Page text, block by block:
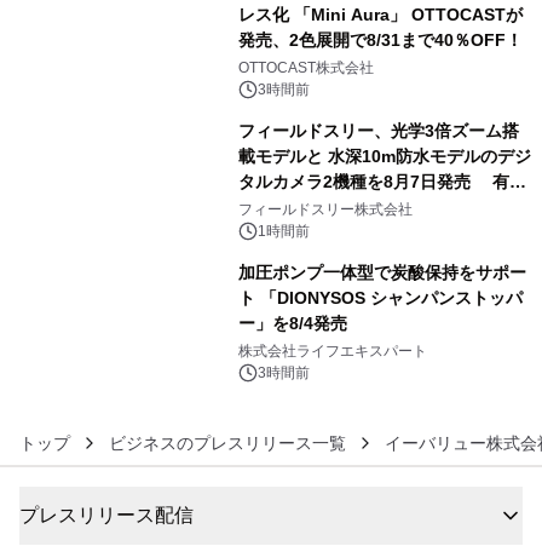
レス化 「Mini Aura」 OTTOCASTが
発売、2色展開で8/31まで40％OFF！
OTTOCAST株式会社
3時間前
フィールドスリー、光学3倍ズーム搭
載モデルと 水深10m防水モデルのデジ
タルカメラ2機種を8月7日発売 有効
約1300万画素、用途別に選べるコンデ
ジ新登場
フィールドスリー株式会社
1時間前
加圧ポンプ一体型で炭酸保持をサポー
ト 「DIONYSOS シャンパンストッパ
ー」を8/4発売
株式会社ライフエキスパート
3時間前
トップ ビジネスのプレスリリース一覧 イーバリュー株式会
プレスリリース配信